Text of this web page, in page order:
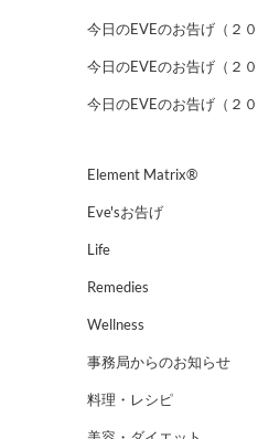
今日のEVEのお告げ（２
今日のEVEのお告げ（２
今日のEVEのお告げ（２
Element Matrix®
Eve'sお告げ
Life
Remedies
Wellness
事務局からのお知らせ
料理・レシピ